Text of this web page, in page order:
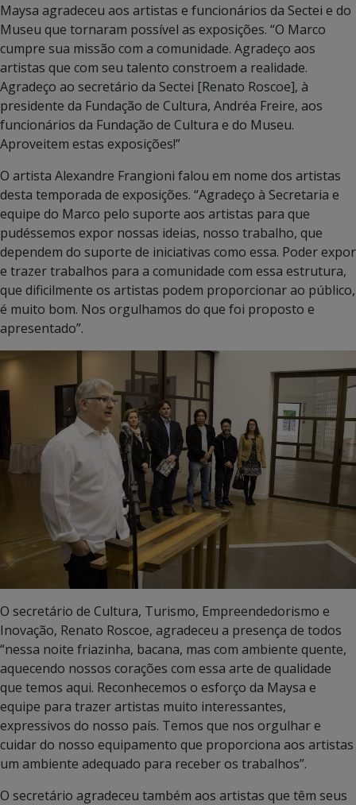
Maysa agradeceu aos artistas e funcionários da Sectei e do
Museu que tornaram possível as exposições. “O Marco
cumpre sua missão com a comunidade. Agradeço aos
artistas que com seu talento constroem a realidade.
Agradeço ao secretário da Sectei [Renato Roscoe], à
presidente da Fundação de Cultura, Andréa Freire, aos
funcionários da Fundação de Cultura e do Museu.
Aproveitem estas exposições!”
O artista Alexandre Frangioni falou em nome dos artistas
desta temporada de exposições. “Agradeço à Secretaria e
equipe do Marco pelo suporte aos artistas para que
pudéssemos expor nossas ideias, nosso trabalho, que
dependem do suporte de iniciativas como essa. Poder expor
e trazer trabalhos para a comunidade com essa estrutura,
que dificilmente os artistas podem proporcionar ao público,
é muito bom. Nos orgulhamos do que foi proposto e
apresentado”.
O secretário de Cultura, Turismo, Empreendedorismo e
Inovação, Renato Roscoe, agradeceu a presença de todos
“nessa noite friazinha, bacana, mas com ambiente quente,
aquecendo nossos corações com essa arte de qualidade
que temos aqui. Reconhecemos o esforço da Maysa e
equipe para trazer artistas muito interessantes,
expressivos do nosso país. Temos que nos orgulhar e
cuidar do nosso equipamento que proporciona aos artistas
um ambiente adequado para receber os trabalhos”.
O secretário agradeceu também aos artistas que têm seus